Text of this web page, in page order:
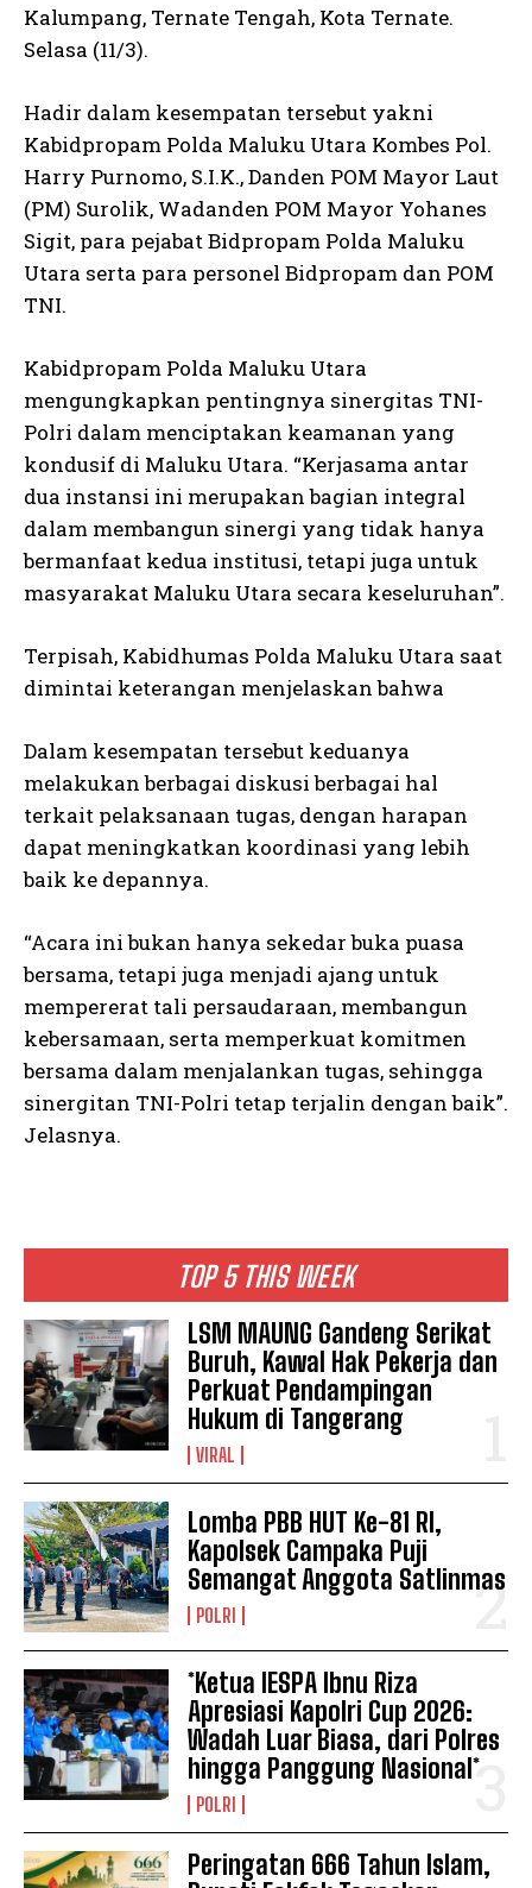
TOP 5 THIS WEEK
LSM MAUNG Gandeng Serikat
Buruh, Kawal Hak Pekerja dan
Perkuat Pendampingan
Hukum di Tangerang
VIRAL
Lomba PBB HUT Ke-81 RI,
Kapolsek Campaka Puji
Semangat Anggota Satlinmas
POLRI
*Ketua IESPA Ibnu Riza
Apresiasi Kapolri Cup 2026:
Wadah Luar Biasa, dari Polres
hingga Panggung Nasional*
POLRI
Peringatan 666 Tahun Islam,
Kalumpang, Ternate Tengah, Kota Ternate.
Selasa (11/3).
Hadir dalam kesempatan tersebut yakni
Kabidpropam Polda Maluku Utara Kombes Pol.
Harry Purnomo, S.I.K., Danden POM Mayor Laut
(PM) Surolik, Wadanden POM Mayor Yohanes
Sigit, para pejabat Bidpropam Polda Maluku
Utara serta para personel Bidpropam dan POM
TNI.
Kabidpropam Polda Maluku Utara
mengungkapkan pentingnya sinergitas TNI-
Polri dalam menciptakan keamanan yang
kondusif di Maluku Utara. “Kerjasama antar
dua instansi ini merupakan bagian integral
dalam membangun sinergi yang tidak hanya
bermanfaat kedua institusi, tetapi juga untuk
masyarakat Maluku Utara secara keseluruhan”.
Terpisah, Kabidhumas Polda Maluku Utara saat
dimintai keterangan menjelaskan bahwa
Dalam kesempatan tersebut keduanya
melakukan berbagai diskusi berbagai hal
terkait pelaksanaan tugas, dengan harapan
dapat meningkatkan koordinasi yang lebih
baik ke depannya.
“Acara ini bukan hanya sekedar buka puasa
bersama, tetapi juga menjadi ajang untuk
mempererat tali persaudaraan, membangun
kebersamaan, serta memperkuat komitmen
bersama dalam menjalankan tugas, sehingga
sinergitan TNI-Polri tetap terjalin dengan baik”.
Jelasnya.